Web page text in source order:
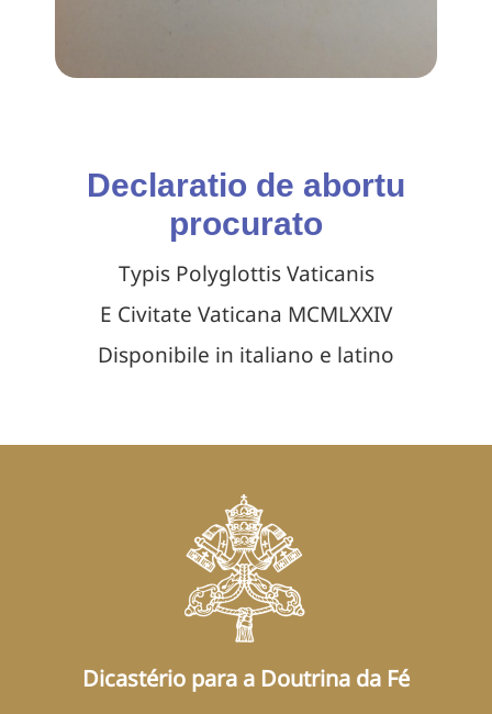
Declaratio de abortu
procurato
Typis Polyglottis Vaticanis
E Civitate Vaticana MCMLXXIV
Disponibile in italiano e latino
Dicastério para a Doutrina da Fé